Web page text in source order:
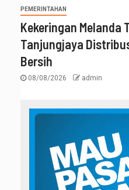
PEMERINTAHAN
Kekeringan Melanda
Tanjungjaya
Bersih
08/08/2026 admin